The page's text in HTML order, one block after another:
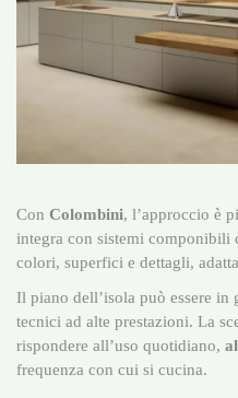
Con Colombini, l’approccio è
integra con sistemi componibili
colori, superfici e dettagli,
Il piano dell’isola può essere
tecnici ad alte prestazioni. La
rispondere all’uso quotidiano,
frequenza con cui si cucina.